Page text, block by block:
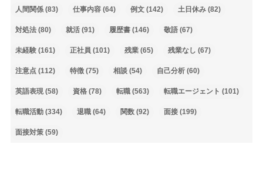
人間関係(83) 仕事内容(64) 例文(142) 土日休み(82)
対処法(80) 就活(91) 履歴書(146) 敬語(67)
未経験(161) 正社員 (101) 残業(65) 残業なし (67)
注意点(112) 特徴(75) 相談(54) 自己分析(60)
英語表現(58) 資格(78) 転職(563) 転職エージェント (101)
転職活動(334) 退職(64) 関数(92) 面接(199)
面接対策(59)